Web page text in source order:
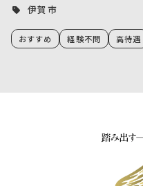
伊賀市
おすすめ 経験不問 高待遇